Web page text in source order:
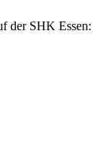
der SHK Essen: